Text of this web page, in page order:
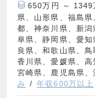
650万円 ～ 1349
県、山形県、福島
都、神奈川県、新
阜県、静岡県、愛
良県、和歌山県、
香川県、愛媛県、高
宮崎県、鹿児島県、
み
年収600万以上